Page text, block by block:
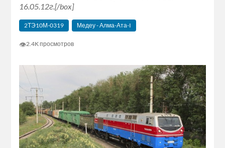
16.05.12г.[/box]
2ТЭ10М-0319 Медеу - Алма-Ата-I
👁2.4K просмотров